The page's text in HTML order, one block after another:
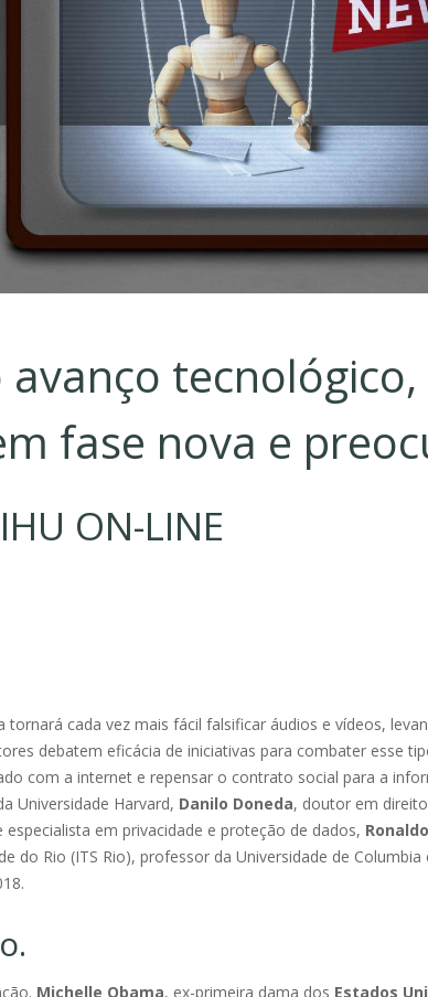
avanço
fase nova e
ON-LINE
tornará cada vez mais fácil falsificar áudios e vídeos,
debatem eficácia de iniciativas para combater esse
com a internet e repensar o contrato social para a
Universidade Harvard, Danilo Doneda, doutor em
especialista em privacidade e proteção de dados,
do Rio (ITS Rio), professor da Universidade de
Michelle Obama, ex-primeira dama dos Estados